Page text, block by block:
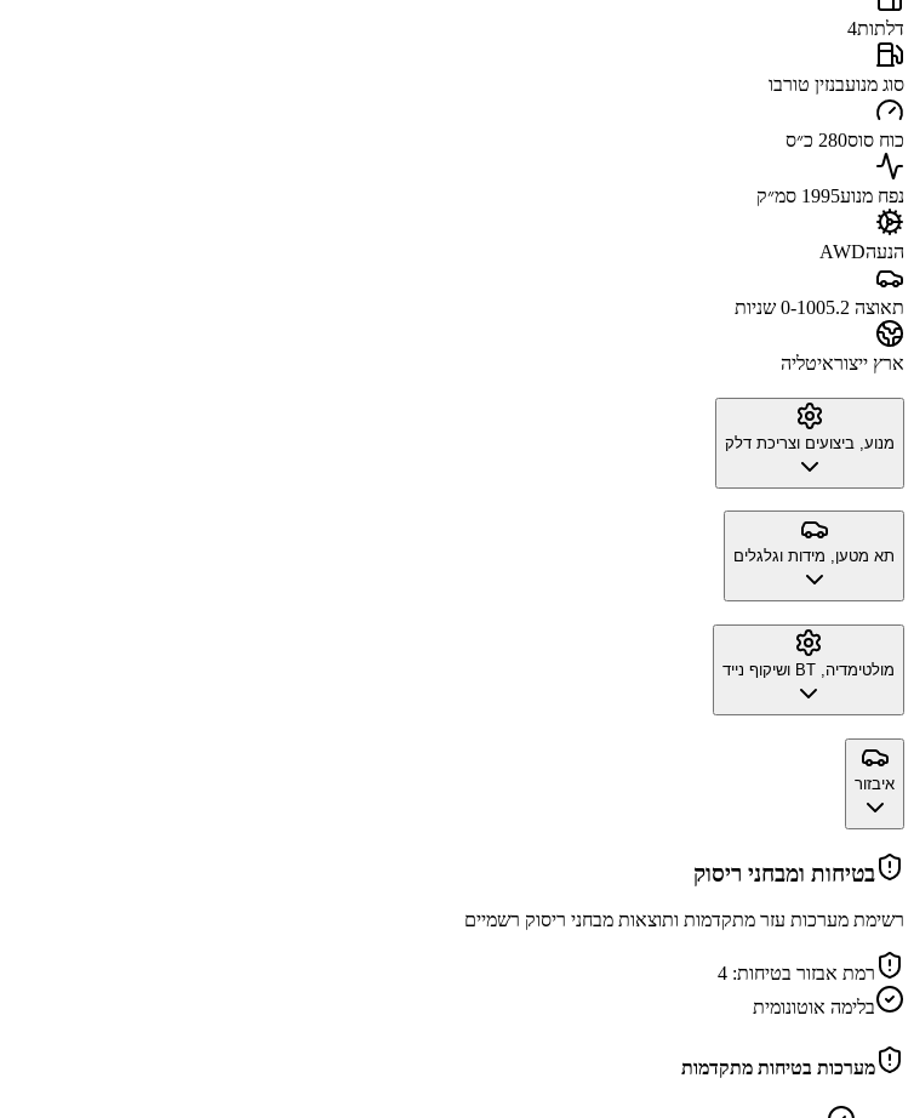
דלתות4
סוג מנועבנזין טורבו
כוח סוס280 כ״ס
נפח מנוע1995 סמ״ק
הנעהAWD
תאוצה 0-100 5.2 שניות
ארץ ייצוראיטליה
מנוע, ביצועים וצריכת דלק
תא מטען, מידות וגלגלים
מולטימדיה, BT ושיקוף נייד
איבזור
בטיחות ומבחני ריסוק
רשימת מערכות עזר מתקדמות ותוצאות מבחני ריסוק רשמיים
רמת אבזור בטיחות: 4
בלימה אוטונומית
מערכות בטיחות מתקדמות